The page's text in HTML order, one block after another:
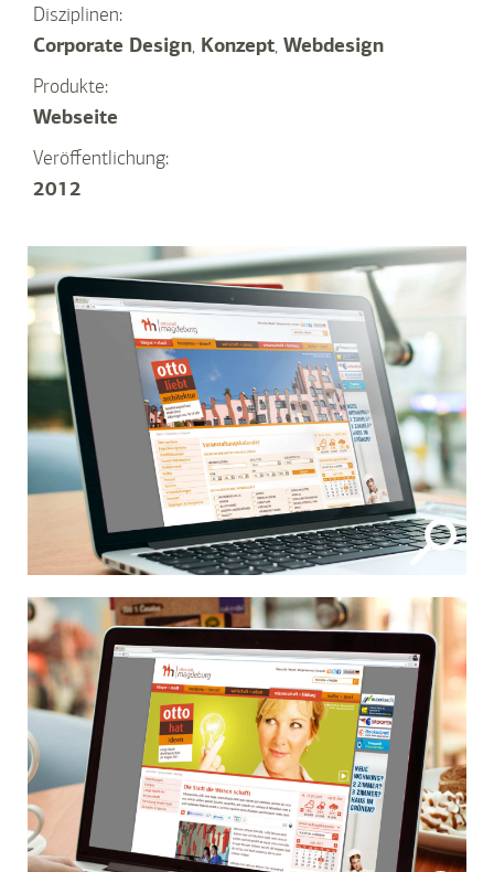
Disziplinen:
Corporate Design, Konzept, Webdesign
Produkte:
Webseite
Veröffentlichung:
2012